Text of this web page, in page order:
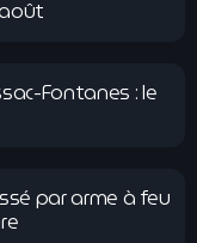
Fontanes : le
par arme à feu